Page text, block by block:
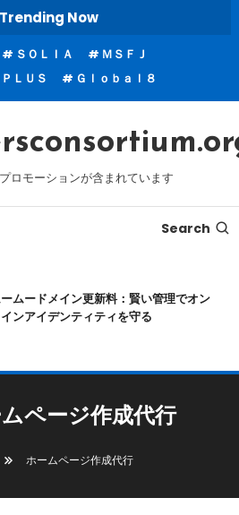
Trending Now
ＳＯＬＩＡ
ＭＳＦＪ
ＬＵＳ
Ｇｌｏｂａｌ８
ロモーションが含まれています
Search
ムードメイン更新料：賢い管理でオン
ンアイデンティティを守る
ページ作成代行
ホームページ作成代行